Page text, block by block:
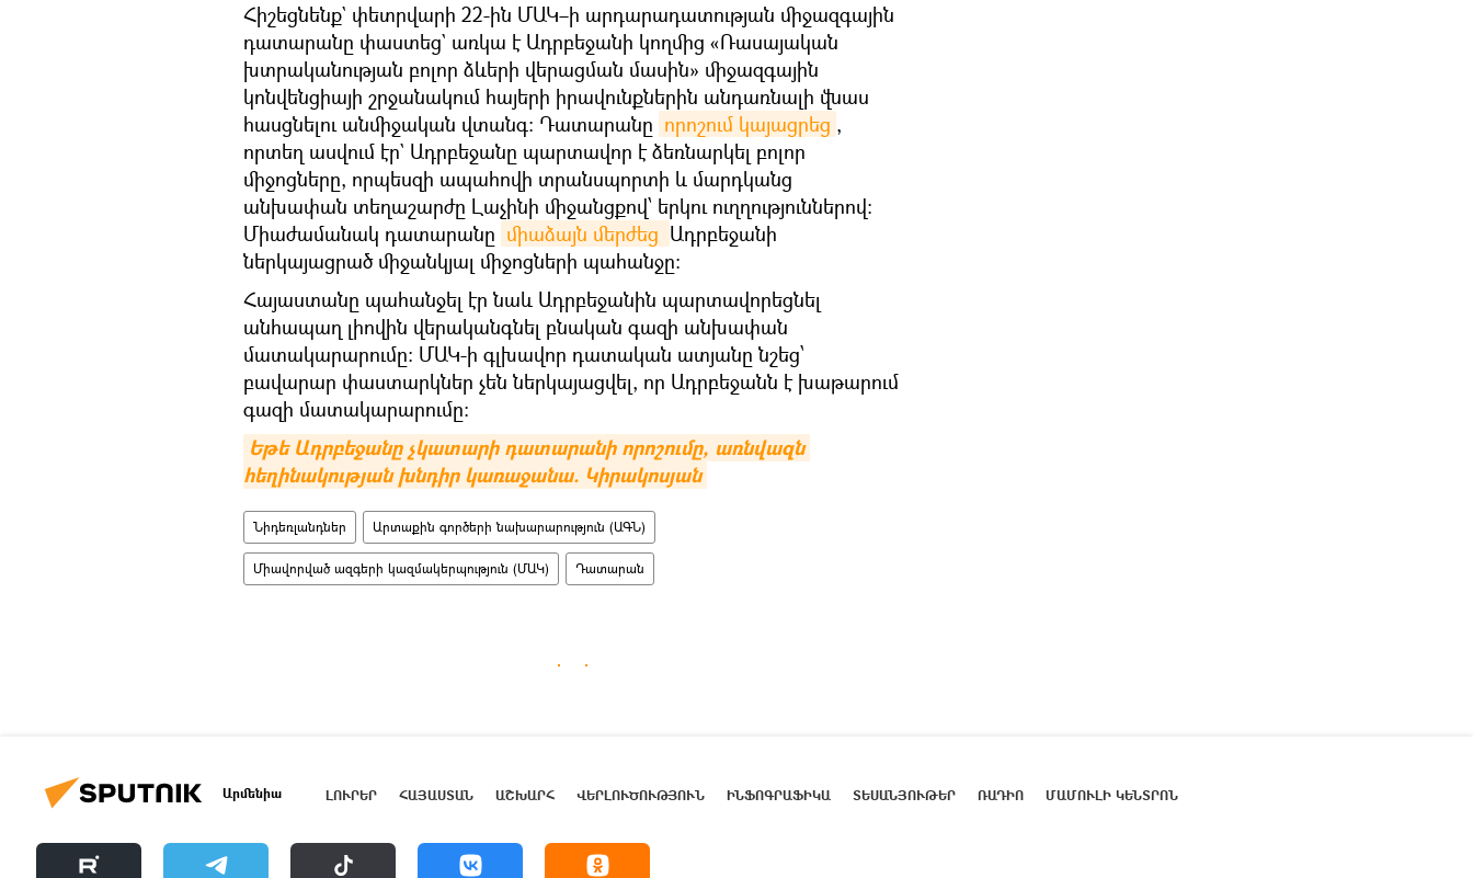
Հիշեցնենք` փետրվարի 22-ին ՄԱԿ–ի արդարադատության միջազգային
դատարանը փաստեց` առկա է Ադրբեջանի կողմից «Ռասայական
խտրականության բոլոր ձևերի վերացման մասին» միջազգային
կոնվենցիայի շրջանակում հայերի իրավունքներին անդառնալի վնաս
հասցնելու անմիջական վտանգ։ Դատարանը որոշում կայացրեց ,
որտեղ ասվում էր` Ադրբեջանը պարտավոր է ձեռնարկել բոլոր
միջոցները, որպեսզի ապահովի տրանսպորտի և մարդկանց
անխափան տեղաշարժը Լաչինի միջանցքով՝ երկու ուղղություններով։
Միաժամանակ դատարանը միաձայն մերժեց Ադրբեջանի
ներկայացրած միջանկյալ միջոցների պահանջը։
Հայաստանը պահանջել էր նաև Ադրբեջանին պարտավորեցնել
անհապաղ լիովին վերականգնել բնական գազի անխափան
մատակարարումը։ ՄԱԿ-ի գլխավոր դատական ատյանը նշեց՝
բավարար փաստարկներ չեն ներկայացվել, որ Ադրբեջանն է խաթարում
գազի մատակարարումը։
Եթե Ադրբեջանը չկատարի դատարանի որոշումը, առնվազն
հեղինակության խնդիր կառաջանա. Կիրակոսյան
Նիդեռլանդներ Արտաքին գործերի նախարարություն (ԱԳՆ)
Միավորված ազգերի կազմակերպություն (ՄԱԿ) Դատարան
Արմենիա ԼՈՒՐԵՐ ՀԱՅԱՍՏԱՆ ԱՇԽԱՐՀ ՎԵՐԼՈՒԾՈՒԹՅՈՒՆ ԻՆՖՈԳՐԱՖԻԿԱ ՏԵՍԱՆՅՈՒԹԵՐ ՌԱԴԻՈ ՄԱՄՈՒԼԻ ԿԵՆՏՐՈՆ